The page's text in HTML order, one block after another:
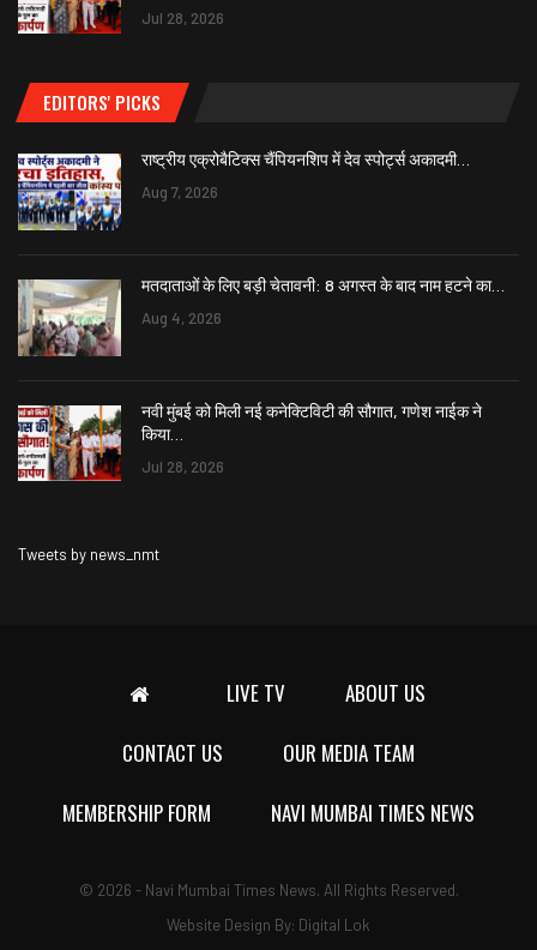
Jul 28, 2026
EDITORS' PICKS
राष्ट्रीय एक्रोबैटिक्स चैंपियनशिप में देव स्पोर्ट्स अकादमी…
Aug 7, 2026
मतदाताओं के लिए बड़ी चेतावनी: 8 अगस्त के बाद नाम हटने का…
Aug 4, 2026
नवी मुंबई को मिली नई कनेक्टिविटी की सौगात, गणेश नाईक ने
किया…
Jul 28, 2026
Tweets by news_nmt
LIVE TV
ABOUT US
CONTACT US
OUR MEDIA TEAM
MEMBERSHIP FORM
NAVI MUMBAI TIMES NEWS
© 2026 - Navi Mumbai Times News. All Rights Reserved.
Website Design By: Digital Lok